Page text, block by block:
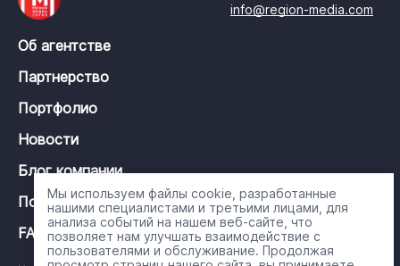
info@region-media.com
Об агентстве
Партнерство
Портфолио
Новости
Блог компании
Политика конфиденциальности
FAQ
Мы используем файлы cookie, разработанные
нашими специалистами и третьими лицами, для
анализа событий на нашем веб-сайте, что
позволяет нам улучшать взаимодействие с
пользователями и обслуживание. Продолжая